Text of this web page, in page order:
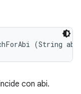
(String
con abi.